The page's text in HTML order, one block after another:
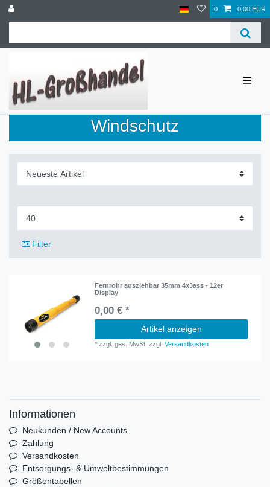
0 0,00 EUR
☰
Windschutz
Filter
Fernrohr ausziehbar 35mm 4x3ass - 12er
Display
0,00 € *
Artikel anzeigen
*zzgl. ges. MwSt. zzgl.Versandkosten
Informationen
Neukunden / New Accounts
Zahlung
Versandkosten
Entsorgungs- & Umweltbestimmungen
Größentabellen